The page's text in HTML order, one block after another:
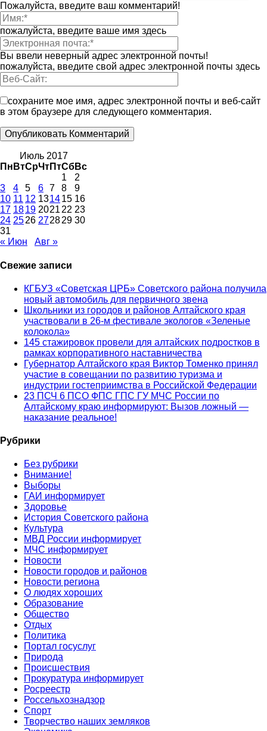
Пожалуйста, введите ваш комментарий!
пожалуйста, введите ваше имя здесь
Вы ввели неверный адрес электронной почты!
пожалуйста, введите свой адрес электронной почты здесь
сохраните мое имя, адрес электронной почты и веб-сайт
в этом браузере для следующего комментария.
Июль 2017
Пн ВтСрЧтПтСбВс
1
2
3
4 5 6 7 8
9
10 11 12 131415 16
17 1819 2021 22 23
24 2526 272829 30
31
« Июн
Авг »
Свежие записи
КГБУЗ «Советская ЦРБ» Советского района получила
новый автомобиль для первичного звена
Школьники из городов и районов Алтайского края
участвовали в 26-м фестивале экологов «Зеленые
колокола»
145 стажировок провели для алтайских подростков в
рамках корпоративного наставничества
Губернатор Алтайского края Виктор Томенко принял
участие в совещании по развитию туризма и
индустрии гостеприимства в Российской Федерации
23 ПСЧ 6 ПСО ФПС ГПС ГУ МЧС России по
Алтайскому краю информируют: Вызов ложный —
наказание реальное!
Рубрики
Без рубрики
Внимание!
Выборы
ГАИ информирует
Здоровье
История Советского района
Культура
МВД России информирует
МЧС информирует
Новости
Новости городов и районов
Новости региона
О людях хороших
Образование
Общество
Отдых
Политика
Портал госуслуг
Природа
Происшествия
Прокуратура информирует
Росреестр
Россельхознадзор
Спорт
Творчество наших земляков